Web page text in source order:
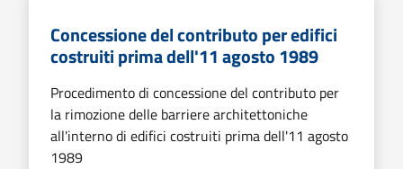
Concessione del contributo per edifici
costruiti prima dell'11 agosto 1989
Procedimento di concessione del contributo per
la rimozione delle barriere architettoniche
all'interno di edifici costruiti prima dell'11 agosto
1989